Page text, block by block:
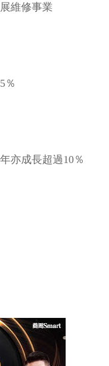
維修事業
％
亦成長超過10％